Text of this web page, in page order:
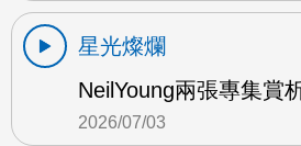
星光燦爛
NeilYoung兩張專集賞
2026/07/03